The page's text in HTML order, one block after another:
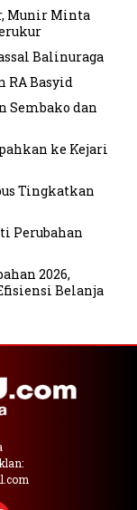
Munir Minta
Balinuraga
RA Basyid
Sembako dan
ke Kejari
Tingkatkan
Perubahan
2026,
Belanja